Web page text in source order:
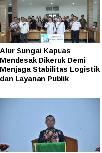
Alur Sungai Kapuas
Mendesak Dikeruk Demi
Menjaga Stabilitas Logistik
dan Layanan Publik